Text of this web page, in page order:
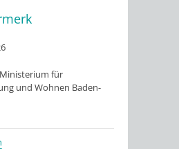
für
und Wohnen Baden-